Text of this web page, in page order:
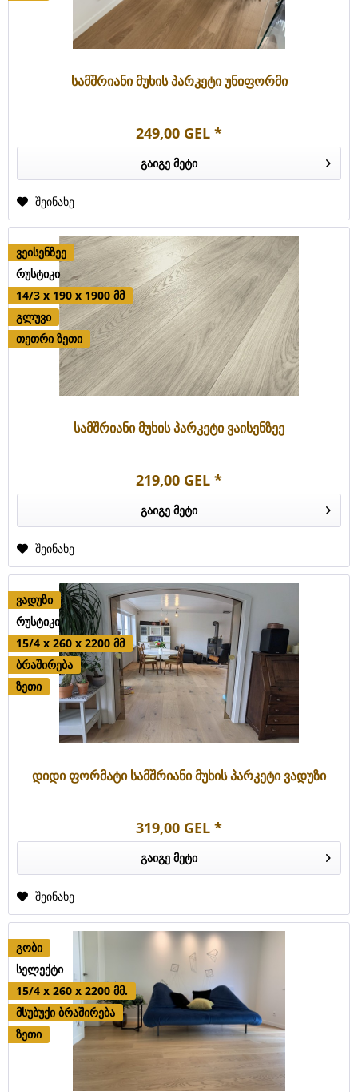
სამშრიანი მუხის პარკეტი უნიფორმი
249,00 GEL *
გაიგე მეტი
შეინახე
ვეისენზეე
რუსტიკი
14/3 x 190 x 1900 მმ
გლუვი
თეთრი ზეთი
სამშრიანი მუხის პარკეტი ვაისენზეე
219,00 GEL *
გაიგე მეტი
შეინახე
ვადუზი
რუსტიკი
15/4 x 260 x 2200 მმ
ბრაშირება
ზეთი
დიდი ფორმატი სამშრიანი მუხის პარკეტი ვადუზი
319,00 GEL *
გაიგე მეტი
შეინახე
გობი
სელექტი
15/4 x 260 x 2200 მმ.
მსუბუქი ბრაშირება
ზეთი